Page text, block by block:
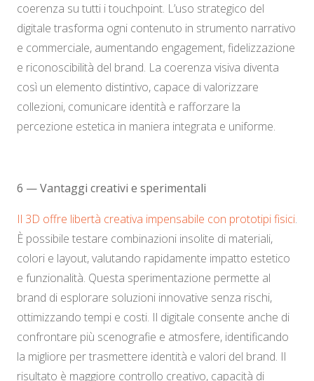
coerenza su tutti i touchpoint. L’uso strategico del
digitale trasforma ogni contenuto in strumento narrativo
e commerciale, aumentando engagement, fidelizzazione
e riconoscibilità del brand. La coerenza visiva diventa
così un elemento distintivo, capace di valorizzare
collezioni, comunicare identità e rafforzare la
percezione estetica in maniera integrata e uniforme.
6 — Vantaggi creativi e sperimentali
Il 3D offre libertà creativa impensabile con prototipi fisici.
È possibile testare combinazioni insolite di materiali,
colori e layout, valutando rapidamente impatto estetico
e funzionalità. Questa sperimentazione permette al
brand di esplorare soluzioni innovative senza rischi,
ottimizzando tempi e costi. Il digitale consente anche di
confrontare più scenografie e atmosfere, identificando
la migliore per trasmettere identità e valori del brand. Il
risultato è maggiore controllo creativo, capacità di